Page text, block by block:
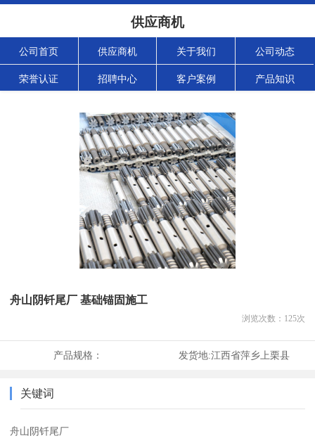
供应商机
公司首页 供应商机 关于我们 公司动态
荣誉认证 招聘中心 客户案例 产品知识
舟山阴钎尾厂 基础锚固施工
浏览次数： 125次
产品规格： 发货地:江西省萍乡上栗县
关键词
舟山阴钎尾厂